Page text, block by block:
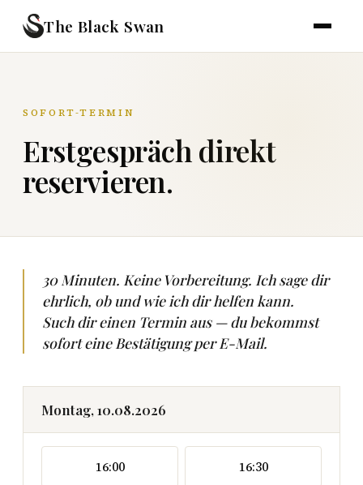
The Black Swan
SOFORT-TERMIN
Erstgespräch direkt
reservieren.
30 Minuten. Keine Vorbereitung. Ich sage dir
ehrlich, ob und wie ich dir helfen kann.
Such dir einen Termin aus — du bekommst
sofort eine Bestätigung per E-Mail.
Montag, 10.08.2026
16:00 16:30